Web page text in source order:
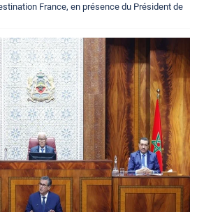
France, en présence du Président de